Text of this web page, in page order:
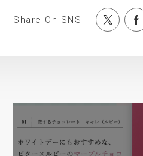
Share On SNS